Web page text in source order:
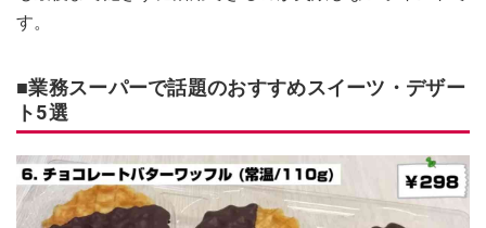
す。
■業務スーパーで話題のおすすめスイーツ・デザー
ト5選